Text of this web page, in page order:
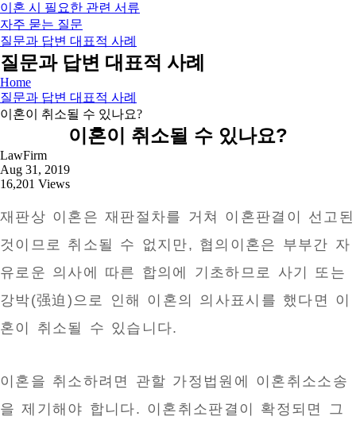
이혼 시 필요한 관련 서류
자주 묻는 질문
질문과 답변 대표적 사례
질문과 답변 대표적 사례
Home
질문과 답변 대표적 사례
이혼이 취소될 수 있나요?
이혼이 취소될 수 있나요?
LawFirm
Aug 31, 2019
16,201 Views
재판상 이혼은 재판절차를 거쳐 이혼판결이 선고된
것이므로 취소될 수 없지만, 협의이혼은 부부간 자
유로운 의사에 따른 합의에 기초하므로 사기 또는
강박(强迫)으로 인해 이혼의 의사표시를 했다면 이
혼이 취소될 수 있습니다.
이혼을 취소하려면 관할 가정법원에 이혼취소소송
을 제기해야 합니다. 이혼취소판결이 확정되면 그